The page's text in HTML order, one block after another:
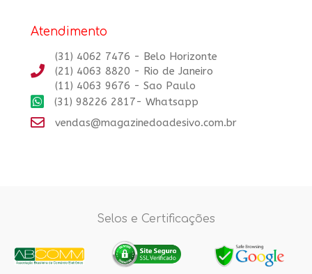
Atendimento
(31) 4062 7476 - Belo Horizonte
(21) 4063 8820 - Rio de Janeiro
(11) 4063 9676 - Sao Paulo
(31) 98226 2817- Whatsapp
vendas@magazinedoadesivo.com.br
Selos e Certificações